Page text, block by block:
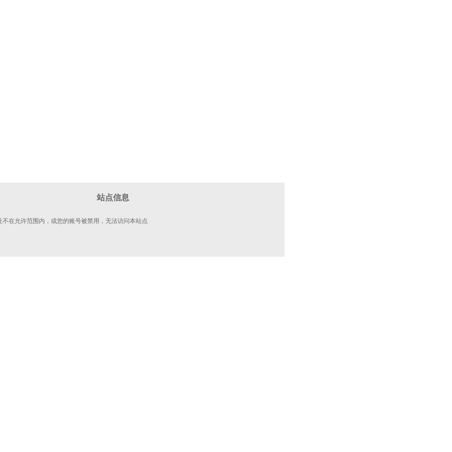
站点信息
不在允许范围内，或您的账号被禁用，无法访问本站点